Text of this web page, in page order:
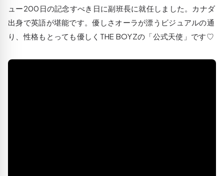
ュー200日の記念すべき日に副班長に就任しました。カナダ
出身で英語が堪能です。優しさオーラが漂うビジュアルの通
り、性格もとっても優しくTHE BOYZの「公式天使」です♡